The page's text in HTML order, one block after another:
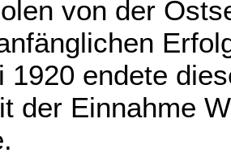
von der
1920 endete
der Einnahme